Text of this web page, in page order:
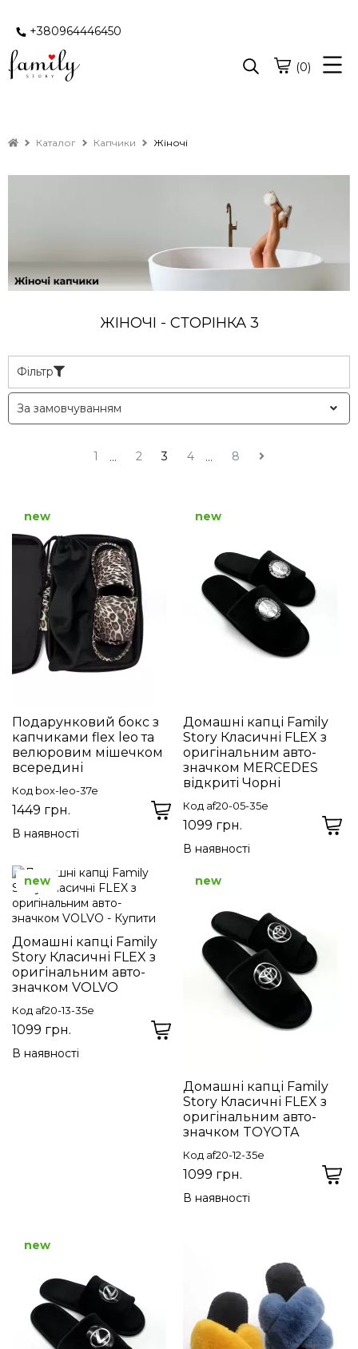
+380964446450
(0)
Каталог Капчики Жіночі
ЖІНОЧІ - СТОРІНКА 3
Фільтр
1 ... 2 3 4 ... 8
Подарунковий бокс з
капчиками flex leo та
велюровим мішечком
всередині
Код box-leo-37e
1449 грн.
В наявності
new
Домашні капці Family
Story Класичні FLEX з
оригінальним авто-
значком MERCEDES
відкриті Чорні
Код af20-05-35e
1099 грн.
В наявності
new
Домашні капці Family
Story Класичні FLEX з
оригінальним авто-
значком VOLVO
Код af20-13-35e
1099 грн.
В наявності
new
Домашні капці Family
Story Класичні FLEX з
оригінальним авто-
значком TOYOTA
Код af20-12-35e
1099 грн.
В наявності
new
new